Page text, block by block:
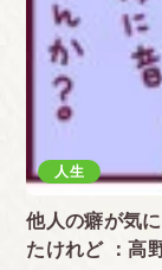
人生
他人の癖が気
たけれど ：高